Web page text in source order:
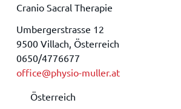
Cranio Sacral Therapie
Umbergerstrasse 12
9500 Villach, Österreich
0650/4776677
office@physio-muller.at
Österreich